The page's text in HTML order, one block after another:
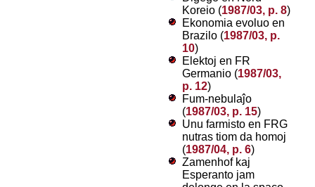
Koreio (1987/03, p. 8)
Ekonomia evoluo en
Brazilo (1987/03, p.
10)
Elektoj en FR
Germanio (1987/03,
p. 12)
Fum-nebulaĵo
(1987/03, p. 15)
Unu farmisto en FRG
nutras tiom da homoj
(1987/04, p. 6)
Zamenhof kaj
Esperanto jam